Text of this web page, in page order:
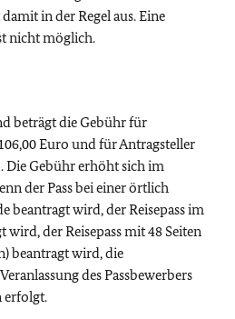
in der Regel aus. Eine
nicht möglich.
beträgt die Gebühr für
Euro und für Antragsteller
Die Gebühr erhöht sich im
der Pass bei einer örtlich
beantragt wird, der Reisepass im
der Reisepass mit 48 Seiten
beantragt wird, die
des Passbewerbers
erfolgt.